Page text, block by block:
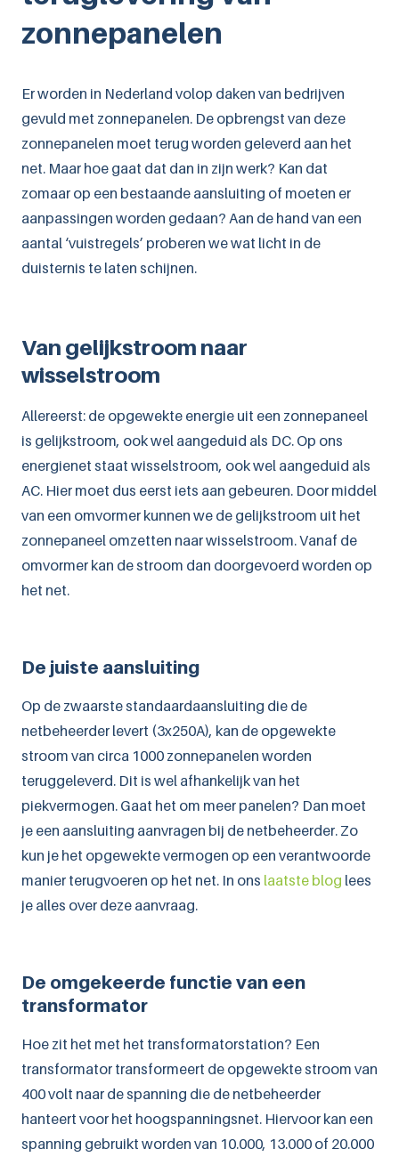
Leaflets downloaden
zonnepanelen
Er worden in Nederland volop daken van bedrijven
gevuld met zonnepanelen. De opbrengst van deze
zonnepanelen moet terug worden geleverd aan het
net. Maar hoe gaat dat dan in zijn werk? Kan dat
zomaar op een bestaande aansluiting of moeten er
aanpassingen worden gedaan? Aan de hand van een
aantal ‘vuistregels’ proberen we wat licht in de
duisternis te laten schijnen.
Van gelijkstroom naar
wisselstroom
Allereerst: de opgewekte energie uit een zonnepaneel
is gelijkstroom, ook wel aangeduid als DC. Op ons
energienet staat wisselstroom, ook wel aangeduid als
AC. Hier moet dus eerst iets aan gebeuren. Door middel
van een omvormer kunnen we de gelijkstroom uit het
zonnepaneel omzetten naar wisselstroom. Vanaf de
omvormer kan de stroom dan doorgevoerd worden op
het net.
De juiste aansluiting
Op de zwaarste standaardaansluiting die de
netbeheerder levert (3x250A), kan de opgewekte
stroom van circa 1000 zonnepanelen worden
teruggeleverd. Dit is wel afhankelijk van het
piekvermogen. Gaat het om meer panelen? Dan moet
je een aansluiting aanvragen bij de netbeheerder. Zo
kun je het opgewekte vermogen op een verantwoorde
manier terugvoeren op het net. In ons laatste blog lees
je alles over deze aanvraag.
De omgekeerde functie van een
transformator
Hoe zit het met het transformatorstation? Een
transformator transformeert de opgewekte stroom van
400 volt naar de spanning die de netbeheerder
hanteert voor het hoogspanningsnet. Hiervoor kan een
spanning gebruikt worden van 10.000, 13.000 of 20.000